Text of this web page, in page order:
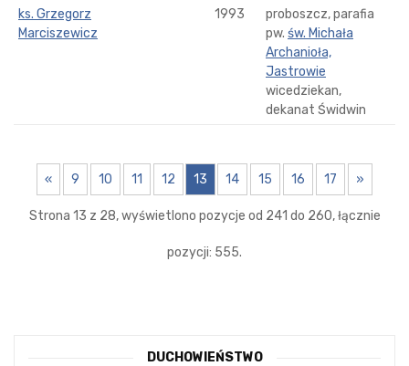
ks. Grzegorz
Marciszewicz
1993
proboszcz, parafia
pw. św. Michała
Archanioła,
Jastrowie
wicedziekan,
dekanat Świdwin
« 9 10 11 12 13 14 15 16 17 »
Strona 13 z 28, wyświetlono pozycje od 241 do 260, łącznie
pozycji: 555.
DUCHOWIEŃSTWO